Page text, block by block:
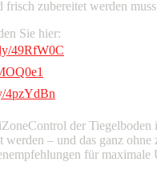
zubereitet werden
Sie hier:
49RfW0C
4pzYdBn
der
werden – und das ganz
für